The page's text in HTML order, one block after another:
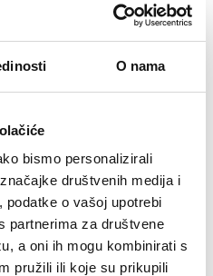
O nama
bismo personalizirali
društvenih medija i
o vašoj upotrebi
partnerima za društvene
a oni ih mogu kombinirati s
pružili ili koje su prikupili
sa svim Twinkly
na prodiranje vrlo malih
vode sa svih strana